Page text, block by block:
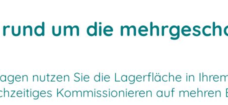
um die
nutzen Sie die Lagerfläche in
Kommissionieren auf mehren